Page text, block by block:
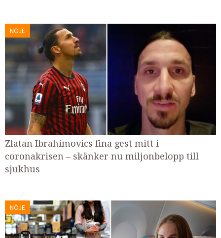
NÖJE
Zlatan Ibrahimovics fina gest mitt i
coronakrisen – skänker nu miljonbelopp till
sjukhus
NÖJE